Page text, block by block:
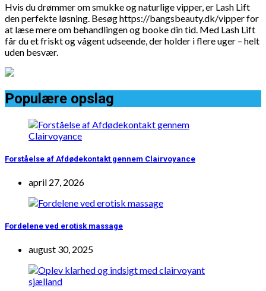
Hvis du drømmer om smukke og naturlige vipper, er Lash Lift
den perfekte løsning. Besøg https://bangsbeauty.dk/vipper for
at læse mere om behandlingen og booke din tid. Med Lash Lift
får du et friskt og vågent udseende, der holder i flere uger – helt
uden besvær.
Populære opslag
Forståelse af Afdødekontakt gennem Clairvoyance
april 27, 2026
Fordelene ved erotisk massage
august 30, 2025